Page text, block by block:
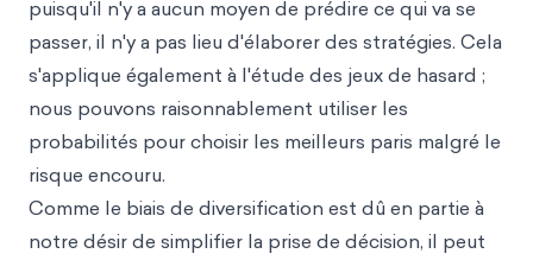
puisqu'il n'y a aucun moyen de prédire ce qui va se
passer, il n'y a pas lieu d'élaborer des stratégies. Cela
s'applique également à l'étude des jeux de hasard ;
nous pouvons raisonnablement utiliser les
probabilités pour choisir les meilleurs paris malgré le
risque encouru.
Comme le biais de diversification est dû en partie à
notre désir de simplifier la prise de décision, il peut